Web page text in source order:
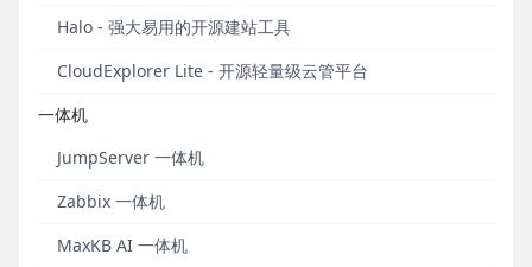
Halo - 强大易用的开源建站工具
CloudExplorer Lite - 开源轻量级云管平台
一体机
JumpServer 一体机
Zabbix 一体机
MaxKB AI 一体机
支持文件夹授权，普通用户仅可查看被授权的文件
大幅提升了权限管理效率。
除此以外，MaxKB v2.3.0版本还根据社区反馈进行了
20多项功能优化与问题修复，使得MaxKB的整体稳定
亮点更新